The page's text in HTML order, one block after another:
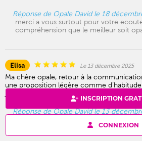
INSCRIPTION
CONNEXION
Réponse de Opale David le 18
merci a vous surtout pour votre
compréhension que le meilleur soit
Elisa Le 13 décembre 2025
Ma chère opale, retour à la
une proposition légère comme
Réponse de Opale David le 13